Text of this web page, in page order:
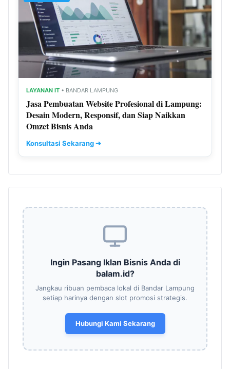
LAYANAN IT • BANDAR LAMPUNG
Jasa Pembuatan Website Profesional di Lampung:
Desain Modern, Responsif, dan Siap Naikkan
Omzet Bisnis Anda
Konsultasi Sekarang ➔
Ingin Pasang Iklan Bisnis Anda di
balam.id?
Jangkau ribuan pembaca lokal di Bandar Lampung
setiap harinya dengan slot promosi strategis.
Hubungi Kami Sekarang